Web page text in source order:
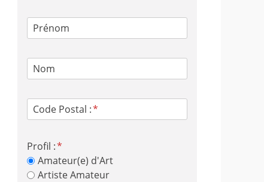
Prénom
Nom
Code Postal :
Profil :
Amateur(e) d'Art
Artiste Amateur